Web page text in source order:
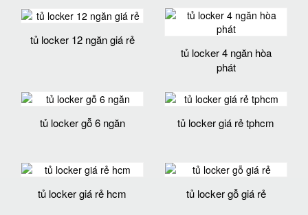
tủ locker 12 ngăn giá rẻ
tủ locker 4 ngăn hòa
phát
tủ locker gỗ 6 ngăn tủ locker giá rẻ tphcm
tủ locker giá rẻ hcm tủ locker gỗ giá rẻ